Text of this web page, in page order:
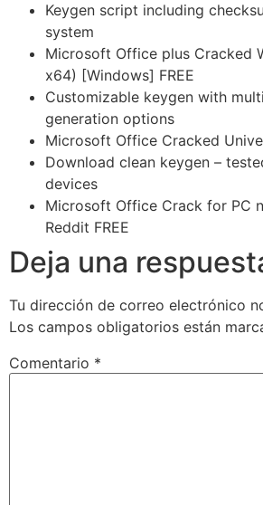
Keygen script including
system
Microsoft Office plus Cracked
x64) [Windows] FREE
Customizable keygen with
generation options
Microsoft Office Cracked
Download clean keygen –
devices
Microsoft Office Crack for PC
Reddit FREE
Deja una
Tu dirección de correo electrónico
Los campos obligatorios están
Comentario *